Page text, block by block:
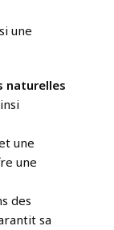
une
naturelles
une
une
des
sa